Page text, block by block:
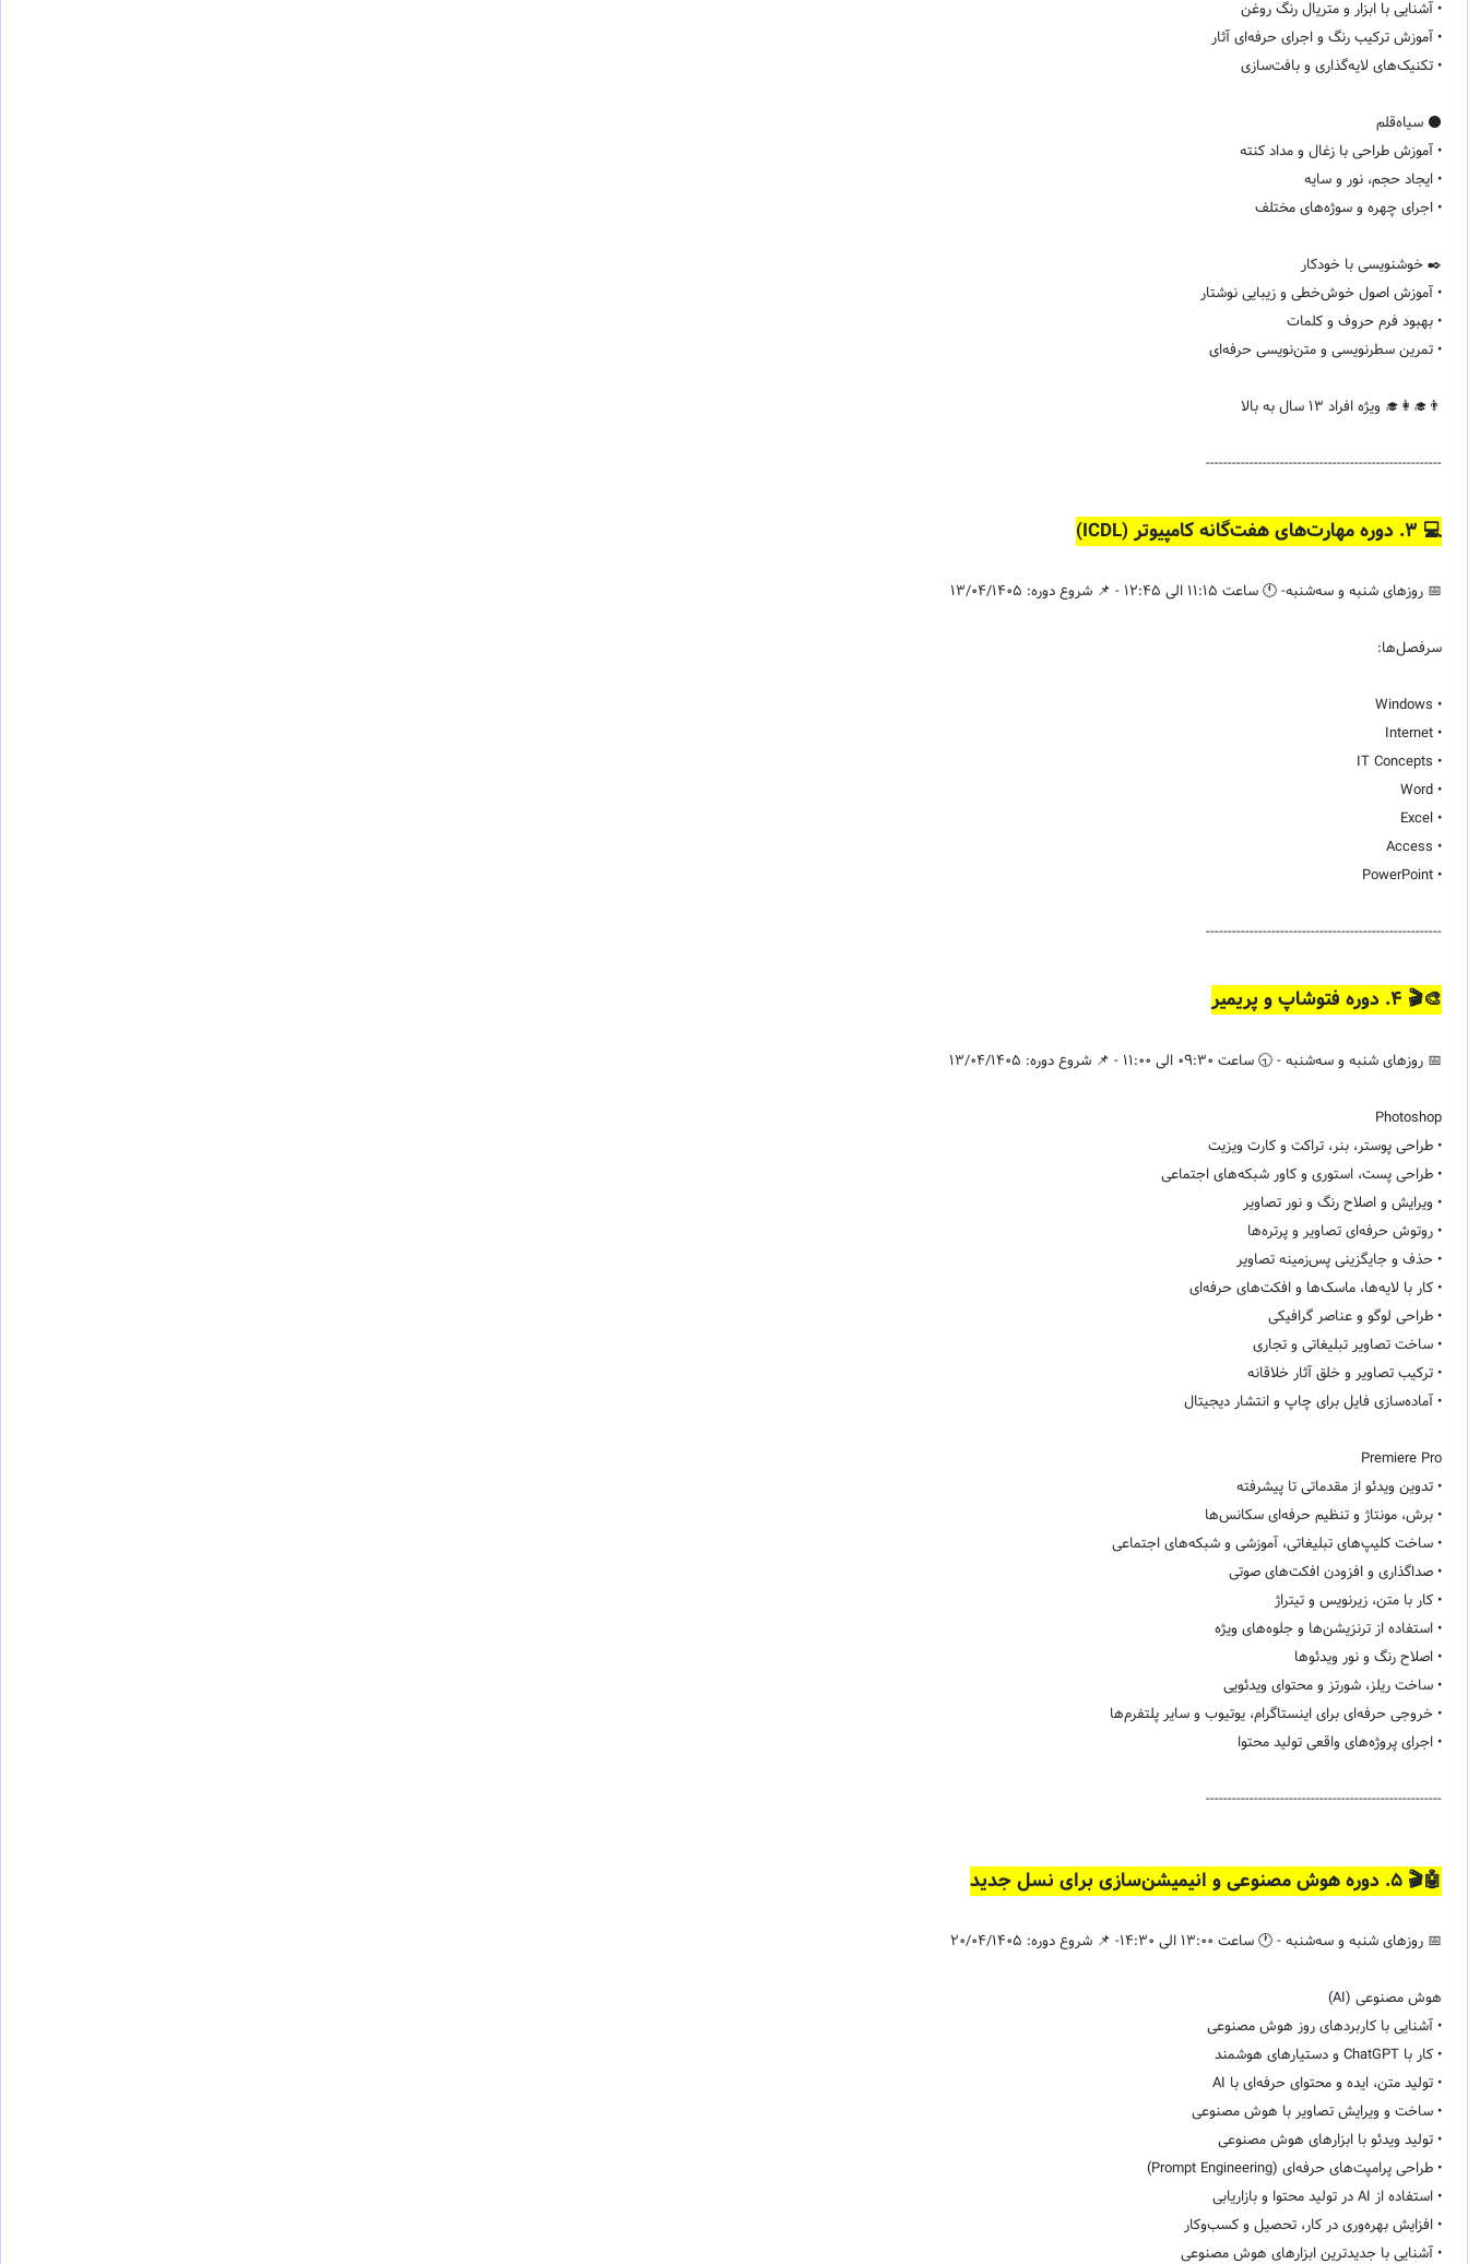
• آشنایی با ابزار و متریال رنگ روغن
• آموزش ترکیب رنگ و اجرای حرفه‌ای آثار
• تکنیک‌های لایه‌گذاری و بافت‌سازی
⚫️ سیاه‌قلم
• آموزش طراحی با زغال و مداد کنته
• ایجاد حجم، نور و سایه
• اجرای چهره و سوژه‌های مختلف
✒️ خوشنویسی با خودکار
• آموزش اصول خوش‌خطی و زیبایی نوشتار
• بهبود فرم حروف و کلمات
• تمرین سطرنویسی و متن‌نویسی حرفه‌ای
👨‍🎓👩‍🎓 ویژه افراد 13 سال به بالا
------------------------------------------------------
💻 ۳. دوره مهارت‌های هفت‌گانه کامپیوتر (ICDL)
📅 روزهای شنبه و سه‌شنبه- 🕚 ساعت 11:15 الی 12:45 - 📌 شروع دوره: 13/04/1405
سرفصل‌ها:
• Windows
• Internet
• IT Concepts
• Word
• Excel
• Access
• PowerPoint
------------------------------------------------------
🎨🎬 ۴. دوره فتوشاپ و پریمیر
📅 روزهای شنبه و سه‌شنبه - 🕤 ساعت 09:30 الی 11:00 - 📌 شروع دوره: 13/04/1405
Photoshop
• طراحی پوستر، بنر، تراکت و کارت ویزیت
• طراحی پست، استوری و کاور شبکه‌های اجتماعی
• ویرایش و اصلاح رنگ و نور تصاویر
• روتوش حرفه‌ای تصاویر و پرتره‌ها
• حذف و جایگزینی پس‌زمینه تصاویر
• کار با لایه‌ها، ماسک‌ها و افکت‌های حرفه‌ای
• طراحی لوگو و عناصر گرافیکی
• ساخت تصاویر تبلیغاتی و تجاری
• ترکیب تصاویر و خلق آثار خلاقانه
• آماده‌سازی فایل برای چاپ و انتشار دیجیتال
Premiere Pro
• تدوین ویدئو از مقدماتی تا پیشرفته
• برش، مونتاژ و تنظیم حرفه‌ای سکانس‌ها
• ساخت کلیپ‌های تبلیغاتی، آموزشی و شبکه‌های اجتماعی
• صداگذاری و افزودن افکت‌های صوتی
• کار با متن، زیرنویس و تیتراژ
• استفاده از ترنزیشن‌ها و جلوه‌های ویژه
• اصلاح رنگ و نور ویدئوها
• ساخت ریلز، شورتز و محتوای ویدئویی
• خروجی حرفه‌ای برای اینستاگرام، یوتیوب و سایر پلتفرم‌ها
• اجرای پروژه‌های واقعی تولید محتوا
------------------------------------------------------
🤖🎬 ۵. دوره هوش مصنوعی و انیمیشن‌سازی برای نسل جدید
📅 روزهای شنبه و سه‌شنبه - 🕐 ساعت 13:00 الی 14:30- 📌 شروع دوره: 20/04/1405
هوش مصنوعی (AI)
• آشنایی با کاربردهای روز هوش مصنوعی
• کار با ChatGPT و دستیارهای هوشمند
• تولید متن، ایده و محتوای حرفه‌ای با AI
• ساخت و ویرایش تصاویر با هوش مصنوعی
• تولید ویدئو با ابزارهای هوش مصنوعی
• طراحی پرامپت‌های حرفه‌ای (Prompt Engineering)
• استفاده از AI در تولید محتوا و بازاریابی
• افزایش بهره‌وری در کار، تحصیل و کسب‌وکار
• آشنایی با جدیدترین ابزارهای هوش مصنوعی